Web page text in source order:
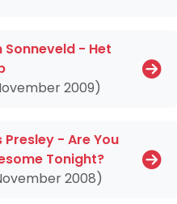
Sonneveld - Het
2009)
Presley - Are You
Tonight?
2008)